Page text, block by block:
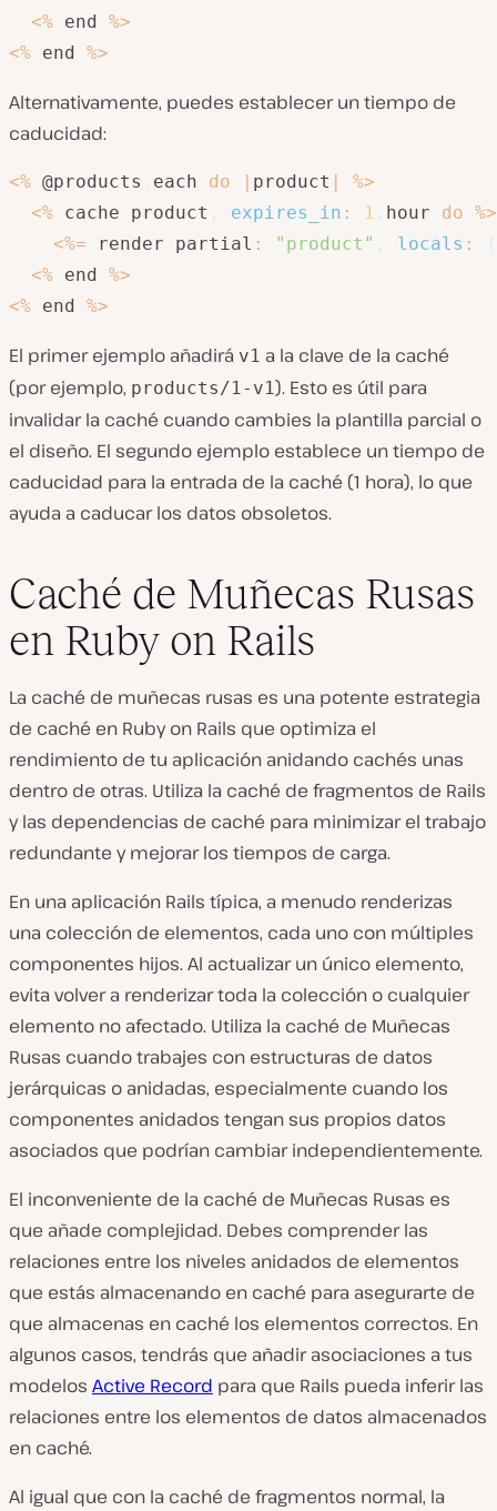
<% end %>
<% end %>
Alternativamente, puedes establecer un tiempo de
caducidad:
<% @products each do | product | %>
<% cache product expires_in : 1 hour do %>
<%= render partial : "product" locals :
<% end %>
<% end %>
El primer ejemplo añadirá v1 a la clave de la caché
(por ejemplo, products/1-v1 ). Esto es útil para
invalidar la caché cuando cambies la plantilla parcial o
el diseño. El segundo ejemplo establece un tiempo de
caducidad para la entrada de la caché (1 hora), lo que
ayuda a caducar los datos obsoletos.
Caché de Muñecas Rusas
en Ruby on Rails
La caché de muñecas rusas es una potente estrategia
de caché en Ruby on Rails que optimiza el
rendimiento de tu aplicación anidando cachés unas
dentro de otras. Utiliza la caché de fragmentos de Rails
y las dependencias de caché para minimizar el trabajo
redundante y mejorar los tiempos de carga.
En una aplicación Rails típica, a menudo renderizas
una colección de elementos, cada uno con múltiples
componentes hijos. Al actualizar un único elemento,
evita volver a renderizar toda la colección o cualquier
elemento no afectado. Utiliza la caché de Muñecas
Rusas cuando trabajes con estructuras de datos
jerárquicas o anidadas, especialmente cuando los
componentes anidados tengan sus propios datos
asociados que podrían cambiar independientemente.
El inconveniente de la caché de Muñecas Rusas es
que añade complejidad. Debes comprender las
relaciones entre los niveles anidados de elementos
que estás almacenando en caché para asegurarte de
que almacenas en caché los elementos correctos. En
algunos casos, tendrás que añadir asociaciones a tus
modelos Active Record para que Rails pueda inferir las
relaciones entre los elementos de datos almacenados
en caché.
Al igual que con la caché de fragmentos normal, la